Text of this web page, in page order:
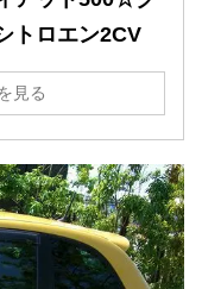
トロエン2CV
見る